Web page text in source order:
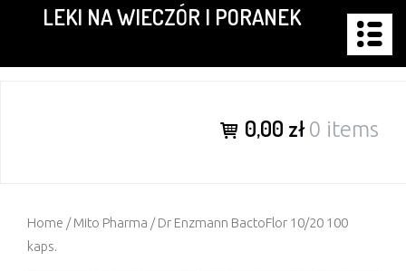
content
LEKI NA WIECZÓR I PORANEK
0,00 zł0 items
Home /Mito Pharma / Dr Enzmann BactoFlor 10/20 100
kaps.